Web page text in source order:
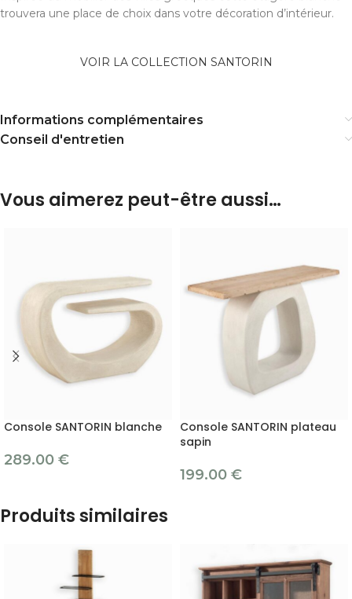
trouvera une place de choix dans votre décoration d’intérieur.
VOIR LA COLLECTION SANTORIN
Informations complémentaires
Conseil d'entretien
Vous aimerez peut-être aussi…
Console SANTORIN blanche
289.00 €
Console SANTORIN plateau
sapin
199.00 €
Produits similaires